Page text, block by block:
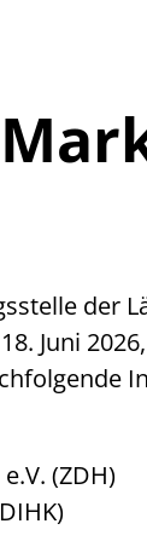
der
Juni
(ZDH)